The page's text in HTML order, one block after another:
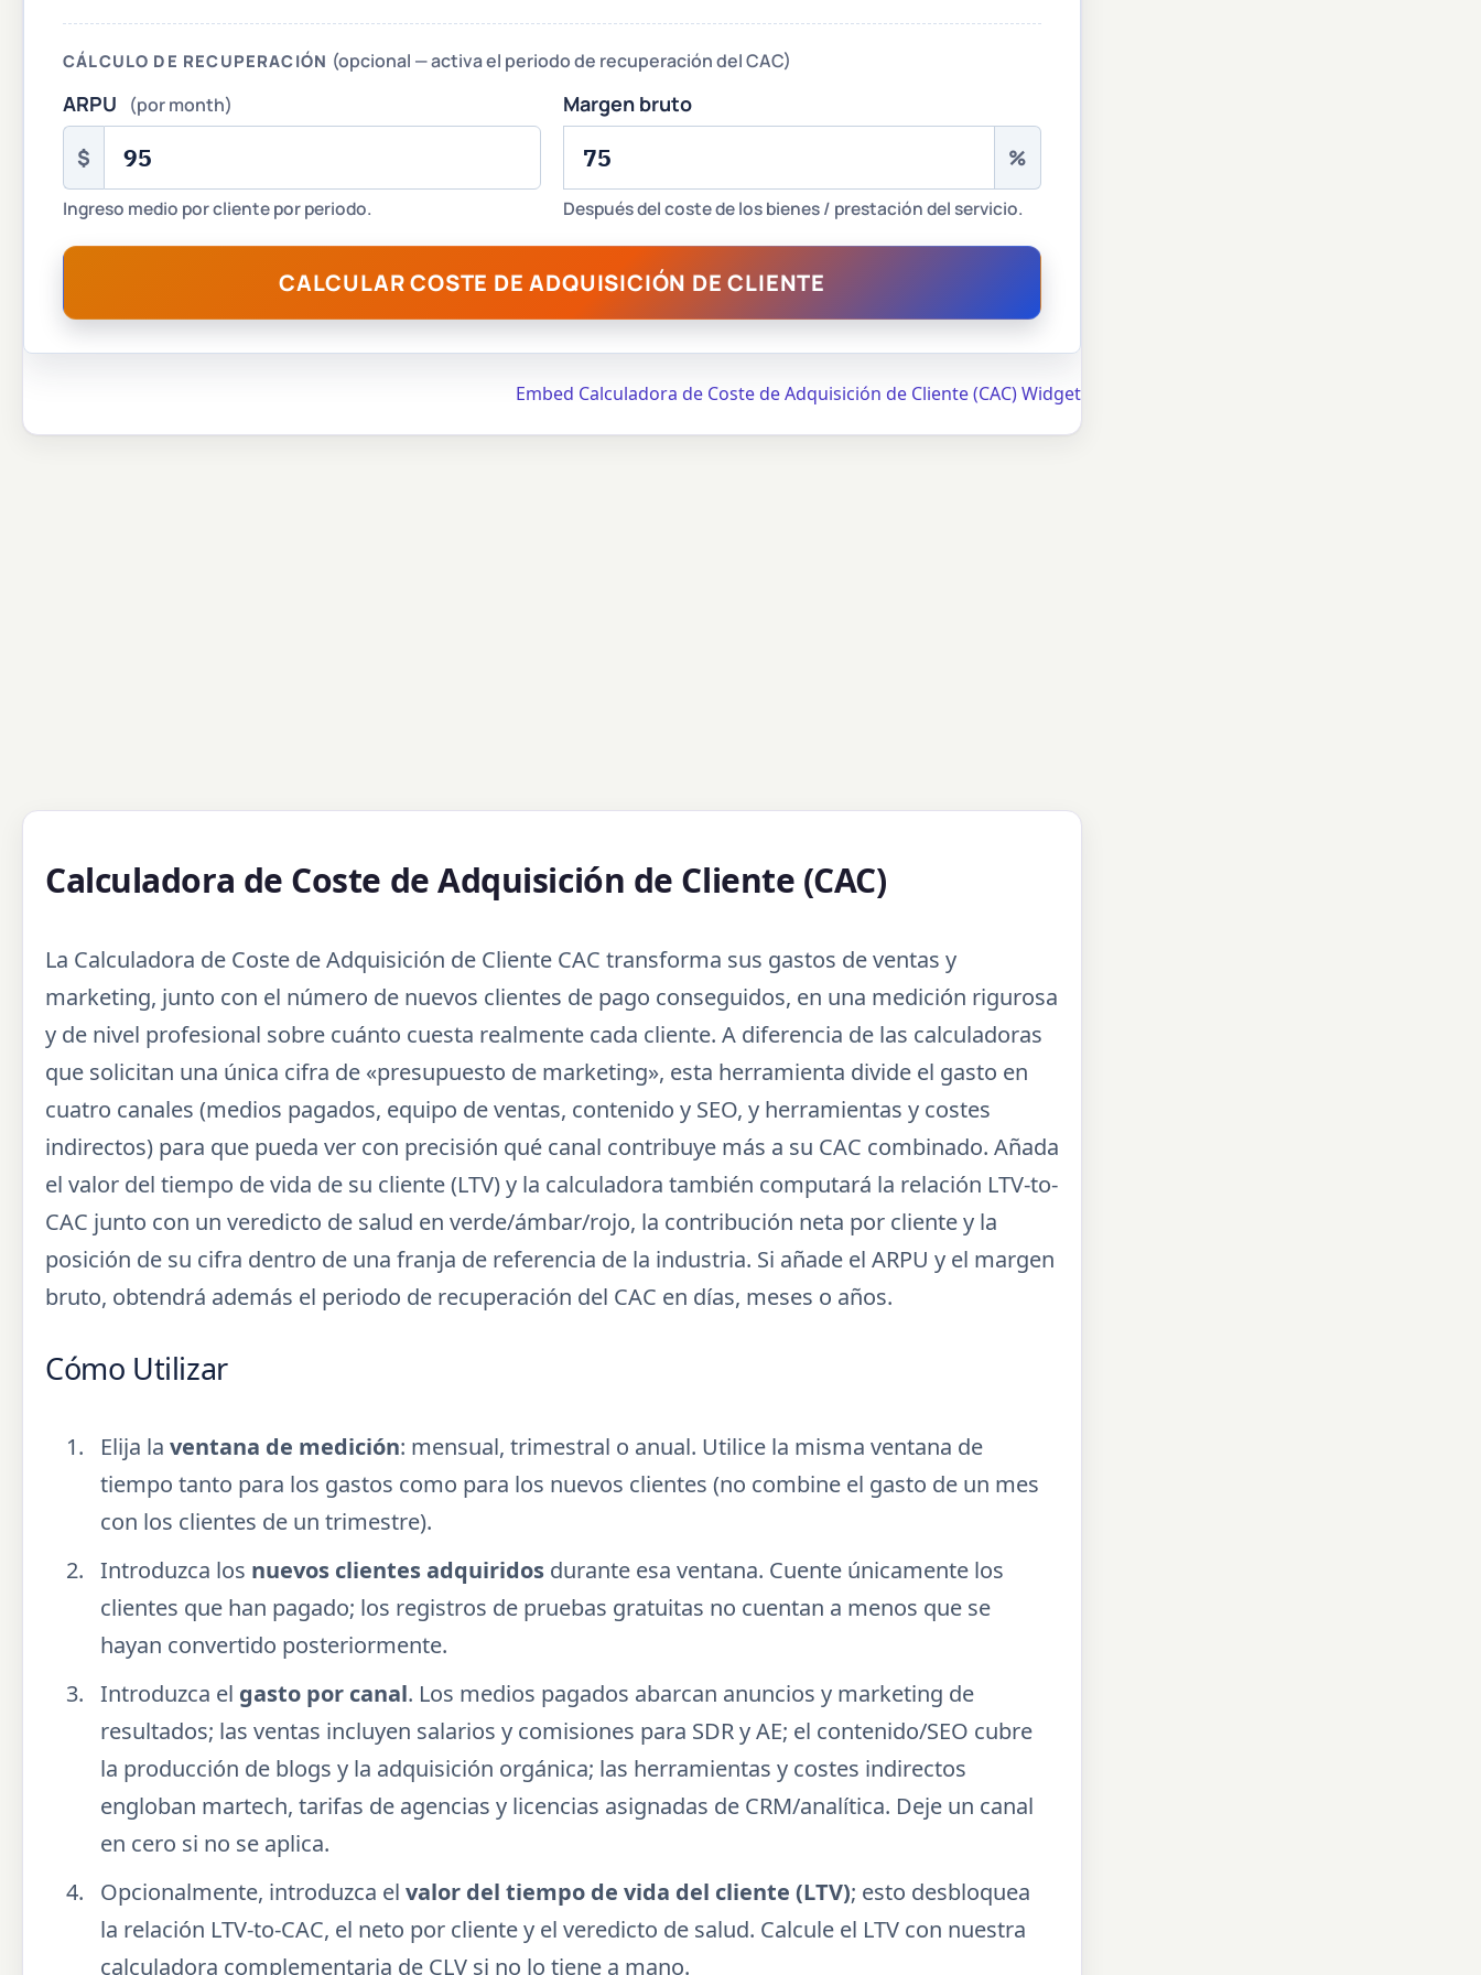
CÁLCULO DE RECUPERACIÓN (opcional — activa el periodo de recuperación del CAC)
ARPU (por month)
$
Ingreso medio por cliente por periodo.
Margen bruto
%
Después del coste de los bienes / prestación del servicio.
CALCULAR COSTE DE ADQUISICIÓN DE CLIENTE
Embed Calculadora de Coste de Adquisición de Cliente (CAC) Widget
Calculadora de Coste de Adquisición de Cliente (CAC)
La Calculadora de Coste de Adquisición de Cliente CAC transforma sus gastos de ventas y
marketing, junto con el número de nuevos clientes de pago conseguidos, en una medición rigurosa
y de nivel profesional sobre cuánto cuesta realmente cada cliente. A diferencia de las calculadoras
que solicitan una única cifra de «presupuesto de marketing», esta herramienta divide el gasto en
cuatro canales (medios pagados, equipo de ventas, contenido y SEO, y herramientas y costes
indirectos) para que pueda ver con precisión qué canal contribuye más a su CAC combinado. Añada
el valor del tiempo de vida de su cliente (LTV) y la calculadora también computará la relación LTV-to-
CAC junto con un veredicto de salud en verde/ámbar/rojo, la contribución neta por cliente y la
posición de su cifra dentro de una franja de referencia de la industria. Si añade el ARPU y el margen
bruto, obtendrá además el periodo de recuperación del CAC en días, meses o años.
Cómo Utilizar
Elija la ventana de medición: mensual, trimestral o anual. Utilice la misma ventana de
tiempo tanto para los gastos como para los nuevos clientes (no combine el gasto de un mes
con los clientes de un trimestre).
Introduzca los nuevos clientes adquiridos durante esa ventana. Cuente únicamente los
clientes que han pagado; los registros de pruebas gratuitas no cuentan a menos que se
hayan convertido posteriormente.
Introduzca el gasto por canal. Los medios pagados abarcan anuncios y marketing de
resultados; las ventas incluyen salarios y comisiones para SDR y AE; el contenido/SEO cubre
la producción de blogs y la adquisición orgánica; las herramientas y costes indirectos
engloban martech, tarifas de agencias y licencias asignadas de CRM/analítica. Deje un canal
en cero si no se aplica.
Opcionalmente, introduzca el valor del tiempo de vida del cliente (LTV); esto desbloquea
la relación LTV-to-CAC, el neto por cliente y el veredicto de salud. Calcule el LTV con nuestra
calculadora complementaria de CLV si no lo tiene a mano.